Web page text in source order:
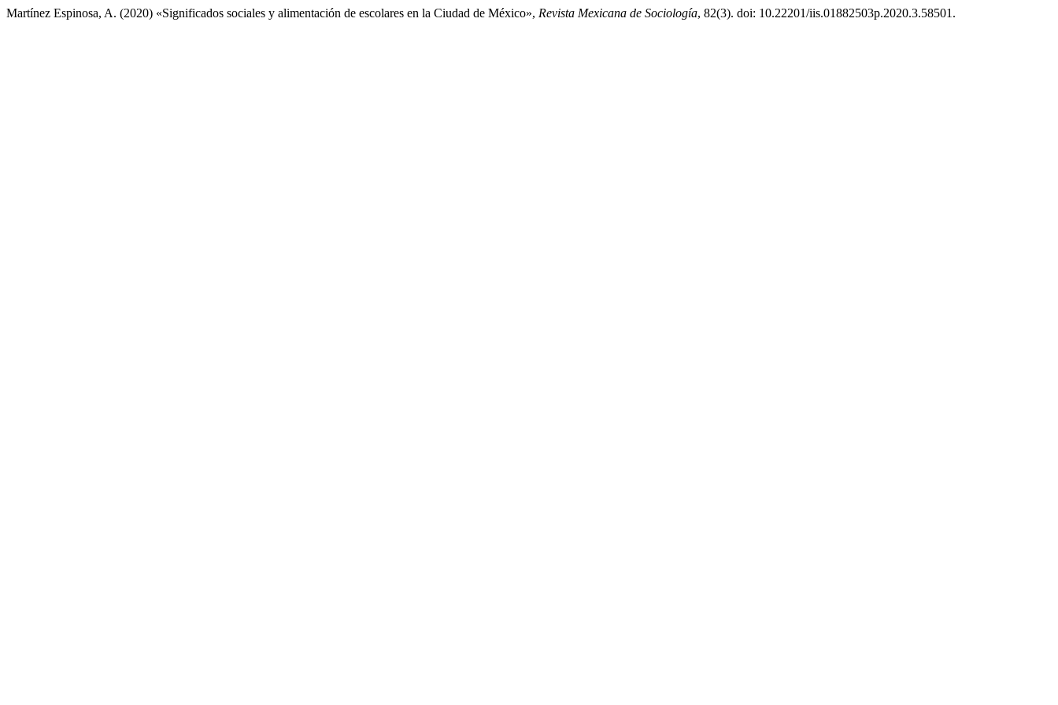
Martínez Espinosa, A. (2020) «Significados sociales y alimentación de escolares en la Ciudad de México», Revista Mexicana de Sociología, 82(3). doi: 10.22201/iis.01882503p.2020.3.58501.